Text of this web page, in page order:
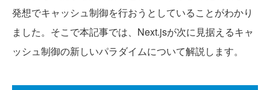
発想でキャッシュ制御を行おうとしていることがわかり
ました。そこで本記事では、Next.jsが次に見据えるキャ
ッシュ制御の新しいパラダイムについて解説します。